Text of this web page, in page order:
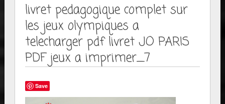
livret pedagogique complet sur
les jeux olympiques a
telecharger pdf livret JO PARIS
PDF jeux a imprimer_7
Save